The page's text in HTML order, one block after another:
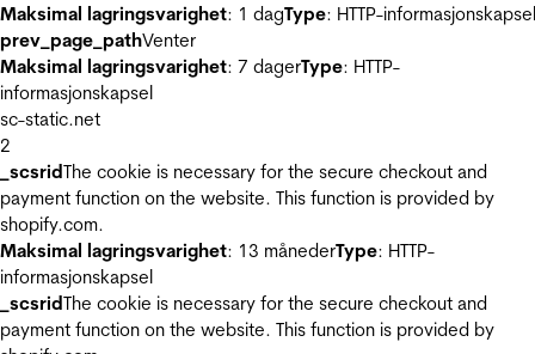
Maksimal lagringsvarighet: 1 dagType: HTTP-informasjonskapsel
prev_page_pathVenter
Maksimal lagringsvarighet: 7 dagerType: HTTP-
informasjonskapsel
sc-static.net
2
_scsridThe cookie is necessary for the secure checkout and
payment function on the website. This function is provided by
shopify.com.
Maksimal lagringsvarighet: 13 månederType: HTTP-
informasjonskapsel
_scsridThe cookie is necessary for the secure checkout and
payment function on the website. This function is provided by